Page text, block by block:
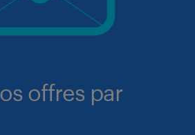
offres par